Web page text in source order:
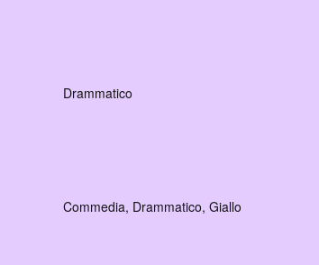
Drammatico
Commedia, Drammatico, Giallo